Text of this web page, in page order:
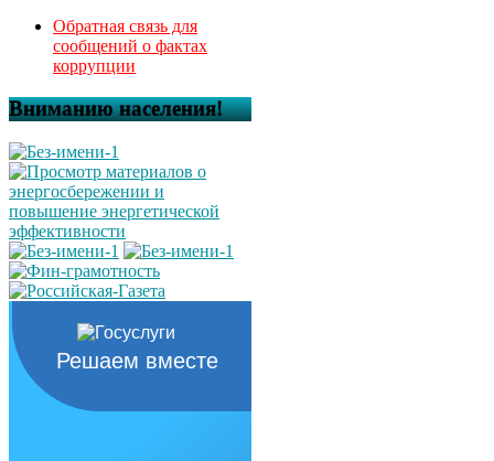
Обратная связь для
сообщений о фактах
коррупции
Вниманию населения!
Решаем вместе